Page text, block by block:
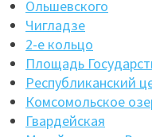
Ольшевского
Чигладзе
2-е кольцо
Площадь
Республиканский
Комсомольское
Гвардейская